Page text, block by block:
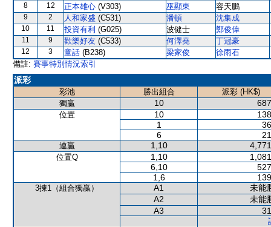
8 12 正本雄心 (V303) 巫顯東 容天鵬
9 2 人和家盛 (C531) 潘頓 沈集成
10 11 投資有利 (G025) 波健士 鄭俊偉
11 9 歡樂好友 (C533) 何澤堯 丁冠豪
12 3 童話 (B238) 梁家俊
徐雨石
備註: 賽事特別情況索引
派彩
彩池 勝出組合
派彩 (HK$)
獨贏
10
位置 10
1
6
連贏 1,10
位置Q 1,10
6,10
1,6
3揀1（組合獨贏） A1
未能
A2
未能
A3